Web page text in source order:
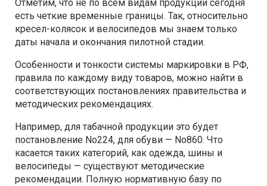
Отметим, что не по всем видам продукции сегодня
есть четкие временные границы. Так, относительно
кресел-колясок и велосипедов мы знаем только
даты начала и окончания пилотной стадии.
Особенности и тонкости системы маркировки в РФ,
правила по каждому виду товаров, можно найти в
соответствующих постановлениях правительства и
методических рекомендациях.
Например, для табачной продукции это будет
постановление No224, для обуви — No860. Что
касается таких категорий, как одежда, шины и
велосипеды — существуют методические
рекомендации. Полную нормативную базу по